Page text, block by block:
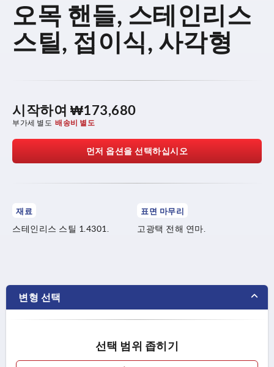
오목 핸들, 스테인리스
스틸, 접이식, 사각형
시작하여 ₩173,680
부가세 별도 배송비 별도
먼저 옵션을 선택하십시오
재료
스테인리스 스틸 1.4301.
표면 마무리
고광택 전해 연마.
변형 선택
선택 범위 좁히기